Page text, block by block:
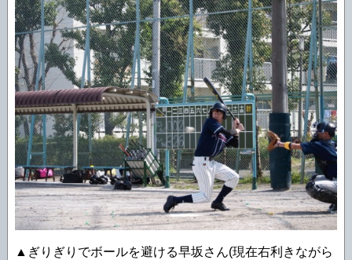
▲ぎりぎりでボールを避ける早坂さん(現在右利きながら